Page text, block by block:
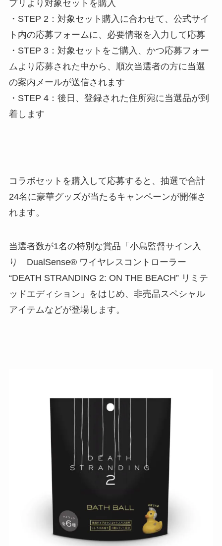
プリより対象セットを購入
・STEP 2：対象セット購入に合わせて、公式サイ
ト内の応募フォームに、必要情報を入力して応募
・STEP 3：対象セットをご購入、かつ応募フォー
ムより応募された中から、順次当選者の方に当選
の案内メールが送信されます
・STEP 4：後日、登録された住所宛に当選品が到
着します
コラボセットを購入して応募すると、抽選で合計
24名に豪華グッズが当たるキャンペーンが開催さ
れます。
当選者数が1名の特別な賞品「小島監督サイン入
り DualSense® ワイヤレスコントローラー
“DEATH STRANDING 2: ON THE BEACH” リミテ
ッドエディション」をはじめ、非売品スペシャル
アイテムなどが登場します。